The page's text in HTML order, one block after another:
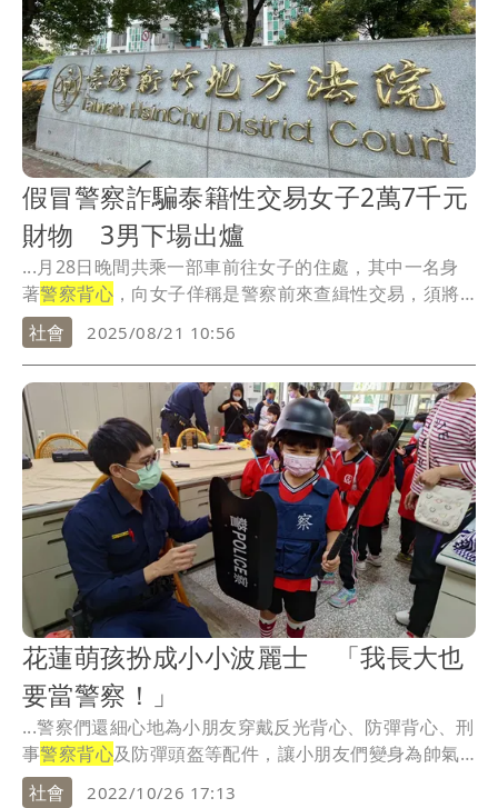
假冒警察詐騙泰籍性交易女子2萬7千元
財物 3男下場出爐
...月28日晚間共乘一部車前往女子的住處，其中一名身
著警察背心，向女子佯稱是警察前來查緝性交易，須將
性交...
社會 2025/08/21 10:56
花蓮萌孩扮成小小波麗士 「我長大也
要當警察！」
...警察們還細心地為小朋友穿戴反光背心、防彈背心、刑
事警察背心及防彈頭盔等配件，讓小朋友們變身為帥氣
的小...
社會 2022/10/26 17:13